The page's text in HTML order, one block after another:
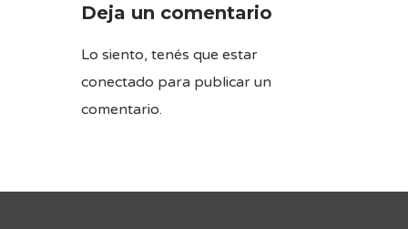
Deja un comentario
Lo siento, tenés que estar
conectado para publicar un
comentario.